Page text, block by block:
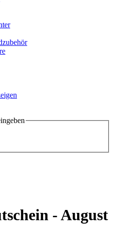
- August